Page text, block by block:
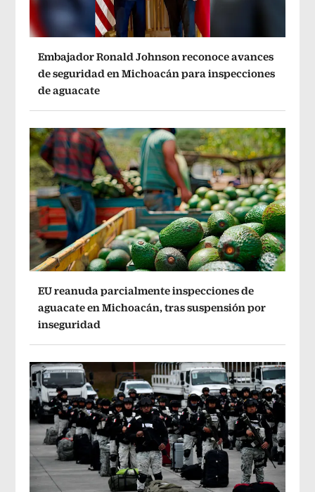
Embajador Ronald Johnson reconoce avances
de seguridad en Michoacán para inspecciones
de aguacate
EU reanuda parcialmente inspecciones de
aguacate en Michoacán, tras suspensión por
inseguridad